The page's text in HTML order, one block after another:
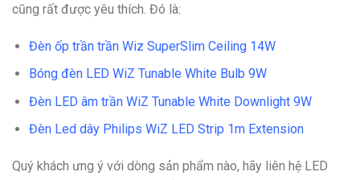
cũng rất được yêu thích. Đó là:
Đèn ốp trần trần Wiz SuperSlim Ceiling 14W
Bóng đèn LED WiZ Tunable White Bulb 9W
Đèn LED âm trần WiZ Tunable White Downlight 9W
Đèn Led dây Philips WiZ LED Strip 1m Extension
Quý khách ưng ý với dòng sản phẩm nào, hãy liên hệ LED